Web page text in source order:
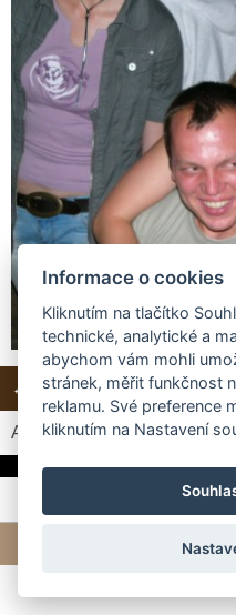
← Předchozí Další →
Automatické procházení: 3|
© 2026 eStránky.cz |
Informace o cookies
Kliknutím na tlačítko
technické, analytické a
abychom vám mohli
stránek, měřit funkčnost
reklamu. Své preference
kliknutím na Nastavení